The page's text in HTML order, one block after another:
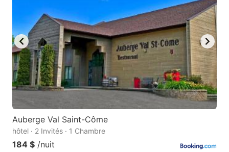
Auberge Val Saint-Côme
hôtel · 2 Invités · 1 Chambre
184 $ /nuit